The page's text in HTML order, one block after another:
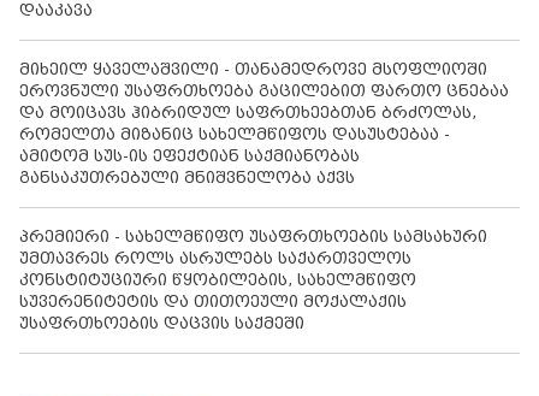
დააკავა
მიხეილ ყაველაშვილი - თანამედროვე მსოფლიოში
ეროვნული უსაფრთხოება გაცილებით ფართო ცნებაა
და მოიცავს ჰიბრიდულ საფრთხეებთან ბრძოლას,
რომელთა მიზანიც სახელმწიფოს დასუსტებაა -
ამიტომ სუს-ის ეფექტიან საქმიანობას
განსაკუთრებული მნიშვნელობა აქვს
პრემიერი - სახელმწიფო უსაფრთხოების სამსახური
უმთავრეს როლს ასრულებს საქართველოს
კონსტიტუციური წყობილების, სახელმწიფო
სუვერენიტეტის და თითოეული მოქალაქის
უსაფრთხოების დაცვის საქმეში